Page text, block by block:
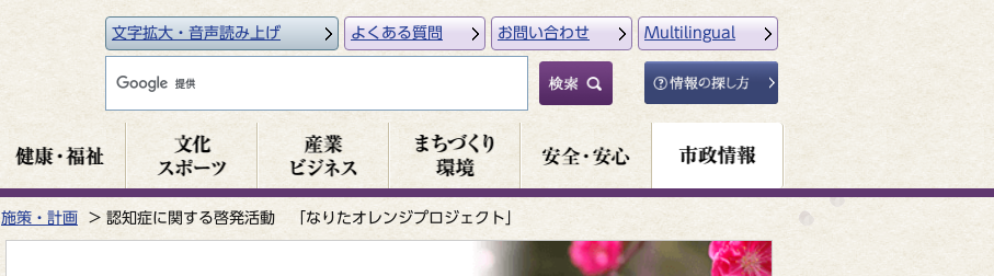
文字拡大・音声読み上げ よくある質問 お問い合わせ Multilingual
施策・計画 認知症に関する啓発活動 「なりたオレンジプロジェクト」